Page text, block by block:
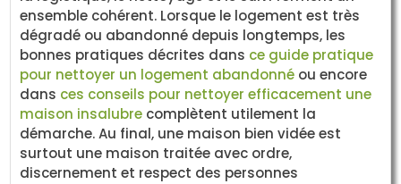
ensemble cohérent. Lorsque le logement est très
dégradé ou abandonné depuis longtemps, les
bonnes pratiques décrites dans ce guide pratique
pour nettoyer un logement abandonné ou encore
dans ces conseils pour nettoyer efficacement une
maison insalubre complètent utilement la
démarche. Au final, une maison bien vidée est
surtout une maison traitée avec ordre,
discernement et respect des personnes